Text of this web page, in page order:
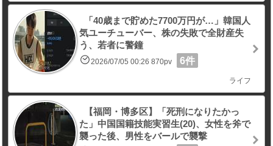
「40歳まで貯めた7700万円が…」韓国人
気ユーチューバー、株の失敗で全財産失
う、若者に警鐘
2026/07/05 00:26 870pv 6件
ライフ
【福岡・博多区】「死刑になりたかっ
た」中国国籍技能実習生(20)、女性を斧で
襲った後、男性をバールで襲撃